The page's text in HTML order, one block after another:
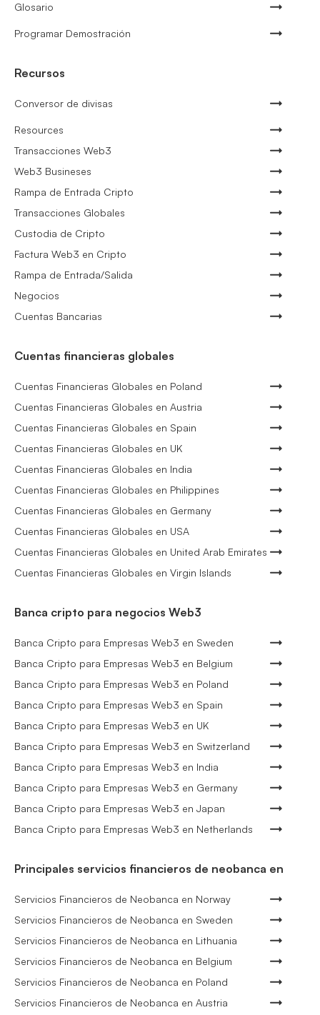
Glosario
Programar Demostración
Recursos
Conversor de divisas
Resources
Transacciones Web3
Web3 Busineses
Rampa de Entrada Cripto
Transacciones Globales
Custodia de Cripto
Factura Web3 en Cripto
Rampa de Entrada/Salida
Negocios
Cuentas Bancarias
Cuentas financieras globales
Cuentas Financieras Globales en Poland
Cuentas Financieras Globales en Austria
Cuentas Financieras Globales en Spain
Cuentas Financieras Globales en UK
Cuentas Financieras Globales en India
Cuentas Financieras Globales en Philippines
Cuentas Financieras Globales en Germany
Cuentas Financieras Globales en USA
Cuentas Financieras Globales en United Arab Emirates
Cuentas Financieras Globales en Virgin Islands
Banca cripto para negocios Web3
Banca Cripto para Empresas Web3 en Sweden
Banca Cripto para Empresas Web3 en Belgium
Banca Cripto para Empresas Web3 en Poland
Banca Cripto para Empresas Web3 en Spain
Banca Cripto para Empresas Web3 en UK
Banca Cripto para Empresas Web3 en Switzerland
Banca Cripto para Empresas Web3 en India
Banca Cripto para Empresas Web3 en Germany
Banca Cripto para Empresas Web3 en Japan
Banca Cripto para Empresas Web3 en Netherlands
Principales servicios financieros de neobanca en
Servicios Financieros de Neobanca en Norway
Servicios Financieros de Neobanca en Sweden
Servicios Financieros de Neobanca en Lithuania
Servicios Financieros de Neobanca en Belgium
Servicios Financieros de Neobanca en Poland
Servicios Financieros de Neobanca en Austria